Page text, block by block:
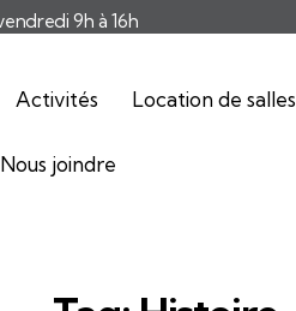
9h à 16h
Activités Location de salles
Nous joindre